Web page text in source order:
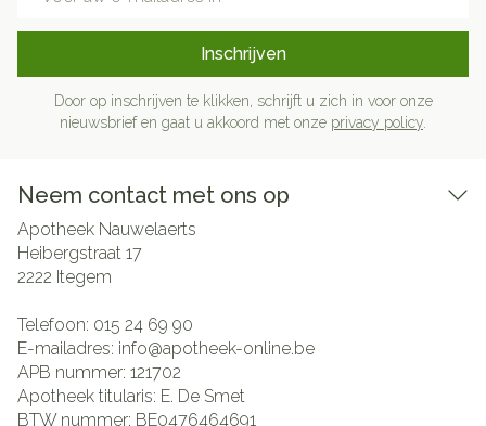
Inschrijven
Door op inschrijven te klikken, schrijft u zich in voor onze
nieuwsbrief en gaat u akkoord met onze privacy policy
Neem contact met ons op
Apotheek Nauwelaerts
Heibergstraat 17
2222 Itegem
Telefoon: 015 24 69 90
E-mailadres: info@apotheek-online.be
APB nummer: 121702
Apotheek titularis: E. De Smet
BTW nummer: BE0476464691